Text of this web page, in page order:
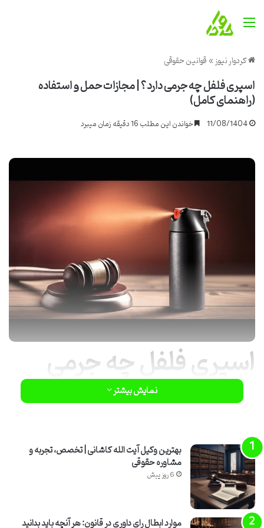
منو
کردوار نیوز»قوانین حقوقی
اسپری فلفل چه جرمی دارد؟ | مجازات حمل و استفاده
(راهنمای کامل)
11/08/1404 خواندن این مطلب 16 دقیقه زمان میبرد
اسپری فلفل چه جرمی
دارد؟
حمل، نگهداری یا استفاده از اسپری فلفل در جمهوری اسلامی ایران بدون
مجوز قانونی، جرم محسوب می شود و می تواند پیامدهای کیفری جدی از
جمله حبس و پرداخت دیه را به همراه داشته باشد. این ابزار در قانون ایران،
در دسته «سلاح و مهمات غیرمجاز» طبقه بندی شده و استفاده از آن،
حتی با نیت دفاع شخصی، ممکن است فرد را با چالش های حقوقی مواجه
سازد.
نمایش بیشتر
بهترین وکیل آیت الله کاشانی | تخصص، تجربه و
مشاوره حقوقی
6 روز پیش
موارد ابطال رای داوری در قانون: هر آنچه باید بدانید